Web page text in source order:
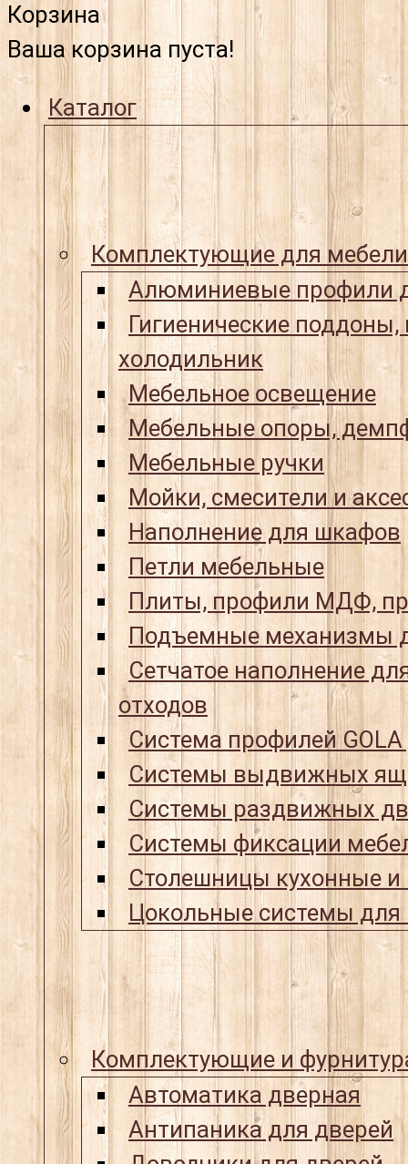
Корзина
Ваша корзина пуста!
Каталог
Комплектующие для мебели
Алюминиевые профили
Гигиенические
холодильник
Мебельное освещение
Мебельные опоры,
Мебельные ручки
Мойки, смесители и
Наполнение для шкафов
Петли мебельные
Плиты, профили МДФ,
Подъемные механизмы
Сетчатое наполнение
отходов
Система профилей
Системы выдвижных
Системы раздвижных
Системы фиксации
Столешницы кухонные
Цокольные системы для
Комплектующие и
Автоматика дверная
Антипаника для дверей